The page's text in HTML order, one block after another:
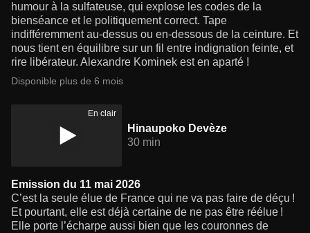
humour à la sulfateuse, qui explose les codes de la
bienséance et le politiquement correct. Tape
indifféremment au-dessus ou en-dessous de la ceinture. Et
nous tient en équilibre sur un fil entre indignation feinte, et
rire libérateur. Alexandre Kominek est en aparté !
Disponible plus de 6 mois
En clair
Hinaupoko Devèze
30 min
Emission du 11 mai 2026
C’est la seule élue de France qui ne va pas faire de déçu !
Et pourtant, elle est déjà certaine de ne pas être réélue !
Elle porte l’écharpe aussi bien que les couronnes de